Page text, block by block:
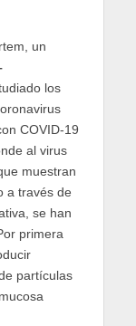
un
los
COVID-19
al virus
muestran
a través de
se han
primera
partículas